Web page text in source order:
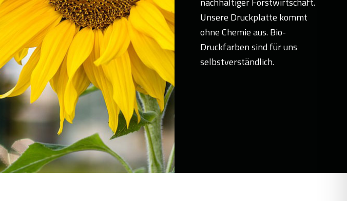
Unsere Druckplatte kommt
ohne Chemie aus. Bio-
Druckfarben sind für uns
selbstverständlich.